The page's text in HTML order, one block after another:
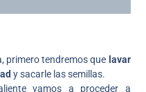
primero tendremos que lavar
y sacarle las semillas.
vamos a proceder a